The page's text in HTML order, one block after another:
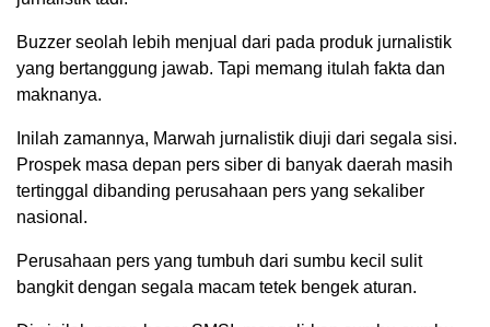
Buzzer seolah lebih menjual dari pada produk jurnalistik
yang bertanggung jawab. Tapi memang itulah fakta dan
maknanya.
Inilah zamannya, Marwah jurnalistik diuji dari segala sisi.
Prospek masa depan pers siber di banyak daerah masih
tertinggal dibanding perusahaan pers yang sekaliber
nasional.
Perusahaan pers yang tumbuh dari sumbu kecil sulit
bangkit dengan segala macam tetek bengek aturan.